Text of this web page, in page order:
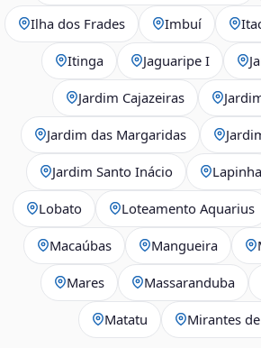
Ilha dos Frades Imbuí
Itinga Jaguaripe I
Jardim Cajazeiras
Jardim das Margaridas
Jardim Santo Inácio Lapinha
Lobato Loteamento Aquarius
Macaúbas Mangueira
Mares Massaranduba
Matatu Mirantes